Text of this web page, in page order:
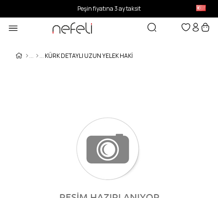
Peşin fiyatına 3 ay taksit
KÜRK DETAYLI UZUN YELEK HAKİ